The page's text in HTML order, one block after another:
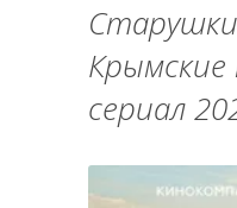
Старушки
Крымские
сериал